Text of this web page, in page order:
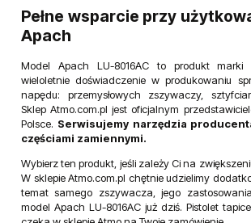
Pełne wsparcie przy
Apach
Model Apach LU-8016AC to produkt marki
wieloletnie doświadczenie w produkowaniu
napędu: przemysłowych zszywaczy,
Sklep Atmo.com.pl jest oficjalnym
Polsce. Serwisujemy narzędzia
częściami zamiennymi.
Wybierz ten produkt, jeśli zależy Ci na
W sklepie Atmo.com.pl chętnie udzielimy
temat samego zszywacza, jego
model Apach LU-8016AC już dziś. Pistolet